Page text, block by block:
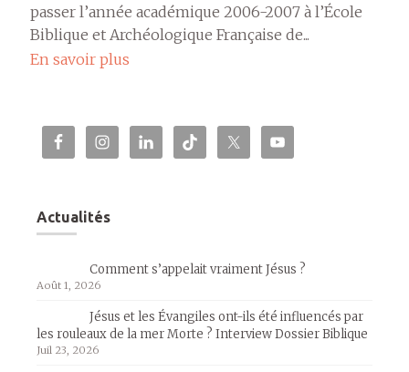
passer l’année académique 2006-2007 à l’École
Biblique et Archéologique Française de...
En savoir plus
Actualités
Comment s’appelait vraiment Jésus ?
Août 1, 2026
Jésus et les Évangiles ont-ils été influencés par
les rouleaux de la mer Morte ? Interview Dossier Biblique
Juil 23, 2026